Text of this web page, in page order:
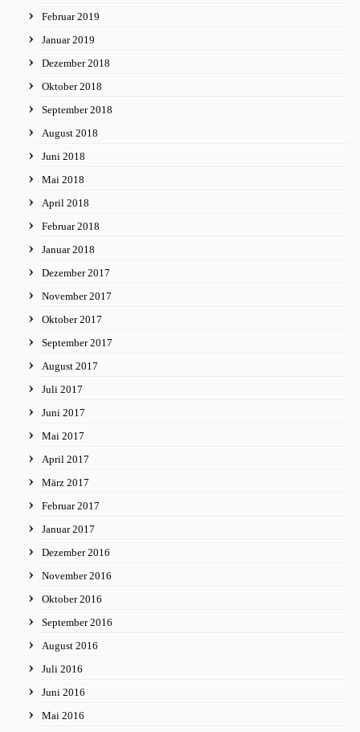
Februar 2019
Januar 2019
Dezember 2018
Oktober 2018
September 2018
August 2018
Juni 2018
Mai 2018
April 2018
Februar 2018
Januar 2018
Dezember 2017
November 2017
Oktober 2017
September 2017
August 2017
Juli 2017
Juni 2017
Mai 2017
April 2017
März 2017
Februar 2017
Januar 2017
Dezember 2016
November 2016
Oktober 2016
September 2016
August 2016
Juli 2016
Juni 2016
Mai 2016